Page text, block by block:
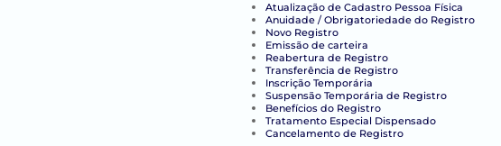
Atualização de Cadastro Pessoa Física
Anuidade / Obrigatoriedade do Registro
Novo Registro
Emissão de carteira
Reabertura de Registro
Transferência de Registro
Inscrição Temporária
Suspensão Temporária de Registro
Benefícios do Registro
Tratamento Especial Dispensado
Cancelamento de Registro